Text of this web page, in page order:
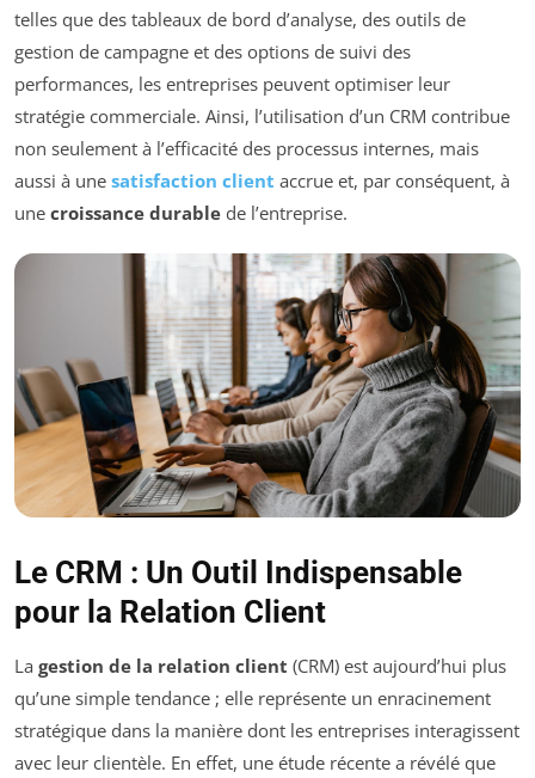
telles que des tableaux de bord d’analyse, des outils de
gestion de campagne et des options de suivi des
performances, les entreprises peuvent optimiser leur
stratégie commerciale. Ainsi, l’utilisation d’un CRM contribue
non seulement à l’efficacité des processus internes, mais
aussi à une satisfaction client accrue et, par conséquent, à
une croissance durable de l’entreprise.
Le CRM : Un Outil Indispensable
pour la Relation Client
La gestion de la relation client (CRM) est aujourd’hui plus
qu’une simple tendance ; elle représente un enracinement
stratégique dans la manière dont les entreprises interagissent
avec leur clientèle. En effet, une étude récente a révélé que